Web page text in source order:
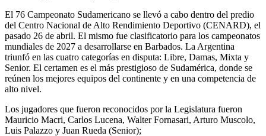
El 76 Campeonato Sudamericano se llevó a cabo dentro del predio
del Centro Nacional de Alto Rendimiento Deportivo (CENARD), el
pasado 26 de abril. El mismo fue clasificatorio para los campeonatos
mundiales de 2027 a desarrollarse en Barbados. La Argentina
triunfó en las cuatro categorías en disputa: Libre, Damas, Mixta y
Senior. El certamen es el más prestigioso de Sudamérica, donde se
reúnen los mejores equipos del continente y en una competencia de
alto nivel.
Los jugadores que fueron reconocidos por la Legislatura fueron
Mauricio Macri, Carlos Lucena, Walter Fornasari, Arturo Muscolo,
Luis Palazzo y Juan Rueda (Senior);